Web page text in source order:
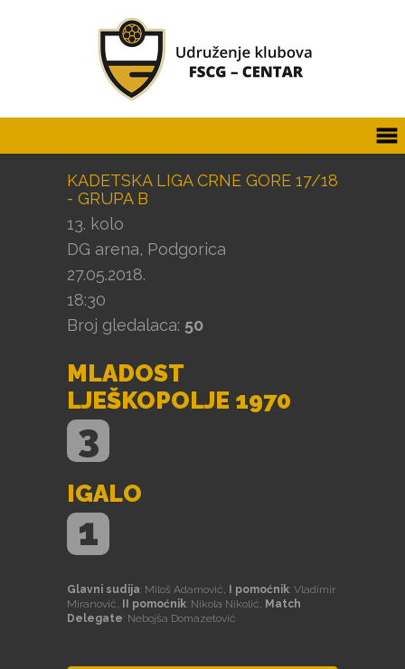
KADETSKA LIGA CRNE GORE 17/18
- GRUPA B
13. kolo
DG arena, Podgorica
27.05.2018.
18:30
Broj gledalaca: 50
MLADOST
LJEŠKOPOLJE 1970
3
IGALO
1
Glavni sudija: Miloš Adamović, I pomoćnik: Vladimir
Miranović,
II pomoćnik: Nikola Nikolić, Match
Delegate: Nebojša Domazetović